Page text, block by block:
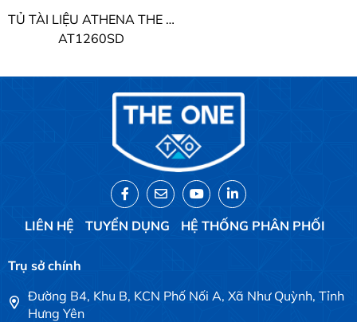
TỦ TÀI LIỆU ATHENA THE ONE
AT1260SD
LIÊN HỆ TUYỂN DỤNG HỆ THỐNG PHÂN PHỐI
Trụ sở chính
Đường B4, Khu B, KCN Phố Nối A, Xã Như Quỳnh, Tỉnh
Hưng Yên